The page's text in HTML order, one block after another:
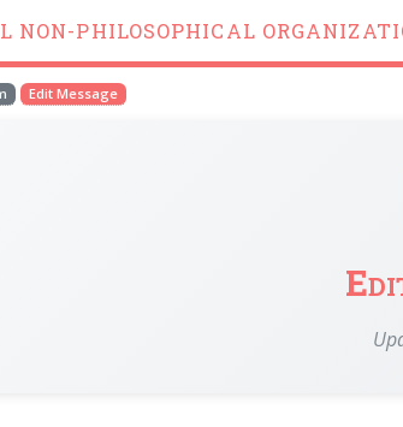
NON-PHILOSOPHICAL
Edit Message